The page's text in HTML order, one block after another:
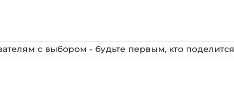
с выбором - будьте первым, кто